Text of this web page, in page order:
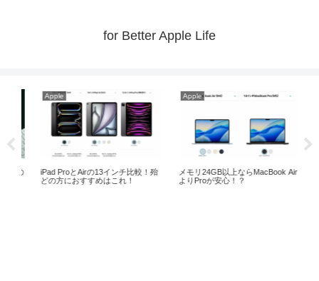
for Better Apple Life
Apple
iPad ProとAirの13インチ比較！殆
どの方におすすめはこれ！
Apple
メモリ24GB以上ならMacBook Air
よりProが安心！？